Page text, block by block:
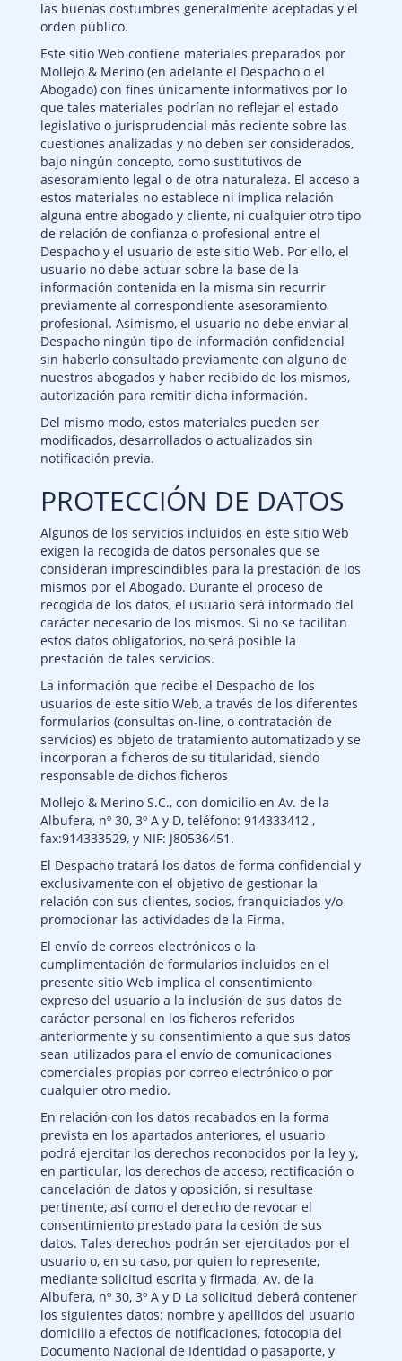
las buenas costumbres generalmente aceptadas y el
orden público.
Este sitio Web contiene materiales preparados por
Mollejo & Merino (en adelante el Despacho o el
Abogado) con fines únicamente informativos por lo
que tales materiales podrían no reflejar el estado
legislativo o jurisprudencial más reciente sobre las
cuestiones analizadas y no deben ser considerados,
bajo ningún concepto, como sustitutivos de
asesoramiento legal o de otra naturaleza. El acceso a
estos materiales no establece ni implica relación
alguna entre abogado y cliente, ni cualquier otro tipo
de relación de confianza o profesional entre el
Despacho y el usuario de este sitio Web. Por ello, el
usuario no debe actuar sobre la base de la
información contenida en la misma sin recurrir
previamente al correspondiente asesoramiento
profesional. Asimismo, el usuario no debe enviar al
Despacho ningún tipo de información confidencial
sin haberlo consultado previamente con alguno de
nuestros abogados y haber recibido de los mismos,
autorización para remitir dicha información.
Del mismo modo, estos materiales pueden ser
modificados, desarrollados o actualizados sin
notificación previa.
PROTECCIÓN DE DATOS
Algunos de los servicios incluidos en este sitio Web
exigen la recogida de datos personales que se
consideran imprescindibles para la prestación de los
mismos por el Abogado. Durante el proceso de
recogida de los datos, el usuario será informado del
carácter necesario de los mismos. Si no se facilitan
estos datos obligatorios, no será posible la
prestación de tales servicios.
La información que recibe el Despacho de los
usuarios de este sitio Web, a través de los diferentes
formularios (consultas on-line, o contratación de
servicios) es objeto de tratamiento automatizado y se
incorporan a ficheros de su titularidad, siendo
responsable de dichos ficheros
Mollejo & Merino S.C., con domicilio en Av. de la
Albufera, nº 30, 3º A y D, teléfono: 914333412 ,
fax:914333529, y NIF: J80536451.
El Despacho tratará los datos de forma confidencial y
exclusivamente con el objetivo de gestionar la
relación con sus clientes, socios, franquiciados y/o
promocionar las actividades de la Firma.
El envío de correos electrónicos o la
cumplimentación de formularios incluidos en el
presente sitio Web implica el consentimiento
expreso del usuario a la inclusión de sus datos de
carácter personal en los ficheros referidos
anteriormente y su consentimiento a que sus datos
sean utilizados para el envío de comunicaciones
comerciales propias por correo electrónico o por
cualquier otro medio.
En relación con los datos recabados en la forma
prevista en los apartados anteriores, el usuario
podrá ejercitar los derechos reconocidos por la ley y,
en particular, los derechos de acceso, rectificación o
cancelación de datos y oposición, si resultase
pertinente, así como el derecho de revocar el
consentimiento prestado para la cesión de sus
datos. Tales derechos podrán ser ejercitados por el
usuario o, en su caso, por quien lo represente,
mediante solicitud escrita y firmada, Av. de la
Albufera, nº 30, 3º A y D La solicitud deberá contener
los siguientes datos: nombre y apellidos del usuario
domicilio a efectos de notificaciones, fotocopia del
Documento Nacional de Identidad o pasaporte, y